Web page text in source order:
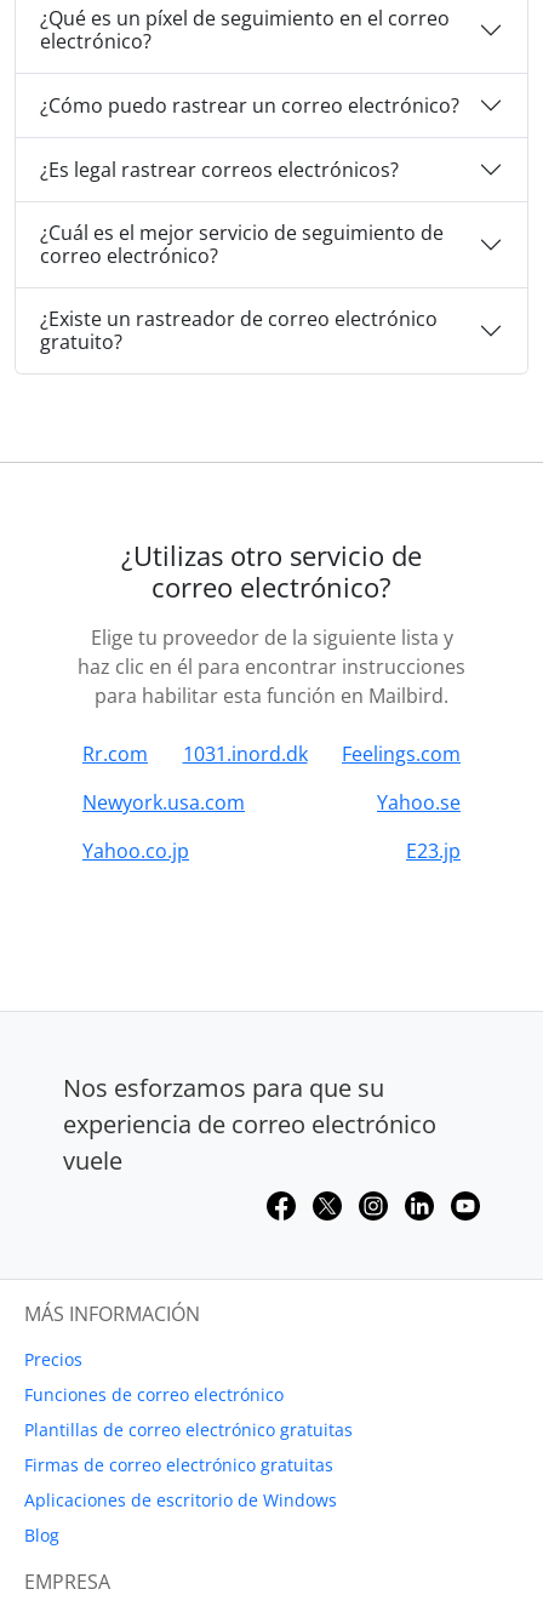
¿Qué es un píxel de seguimiento en el correo
electrónico?
¿Cómo puedo rastrear un correo electrónico?
¿Es legal rastrear correos electrónicos?
¿Cuál es el mejor servicio de seguimiento de
correo electrónico?
¿Existe un rastreador de correo electrónico
gratuito?
¿Utilizas otro servicio de
correo electrónico?
Elige tu proveedor de la siguiente lista y
haz clic en él para encontrar instrucciones
para habilitar esta función en Mailbird.
Rr.com 1031.inord.dk
Feelings.com
Newyork.usa.com
Yahoo.se
Yahoo.co.jp
E23.jp
Nos esforzamos para que su
experiencia de correo electrónico
vuele
MÁS INFORMACIÓN
Precios
Funciones de correo electrónico
Plantillas de correo electrónico gratuitas
Firmas de correo electrónico gratuitas
Aplicaciones de escritorio de Windows
Blog
EMPRESA